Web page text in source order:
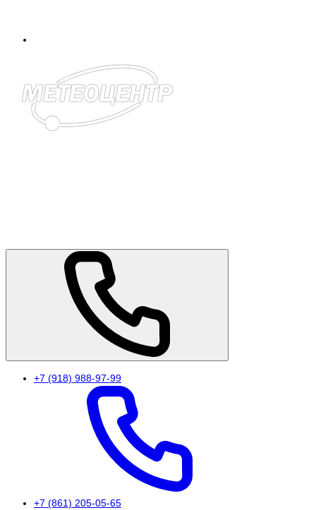
+7 (918) 988-97-99
+7 (861) 205-05-65